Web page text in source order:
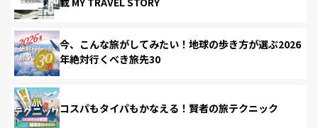
今、こんな旅がしてみたい！地球の歩き方が選ぶ2026
年絶対行くべき旅先30
コスパもタイパもかなえる！賢者の旅テクニック